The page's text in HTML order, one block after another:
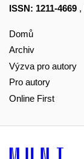
ISSN: 1211-4669 ,
Domů
Archiv
Výzva pro autory
Pro autory
Online First